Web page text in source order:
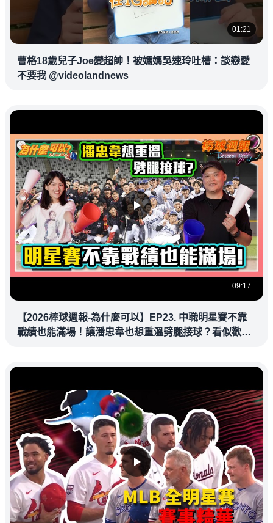
01:21
曹格18歲兒子Joe變超帥！被媽媽吳速玲吐槽：談戀愛
不要我 @videolandnews
09:17
【2026棒球週報-為什麼可以】EP23. 中職明星賽不靠
戰績也能滿場！讓潘忠韋也想重溫劈腿接球？看似歡樂